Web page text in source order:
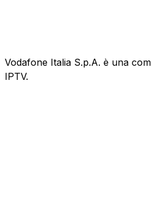
Vodafone Italia S.p.A. è una
IPTV.